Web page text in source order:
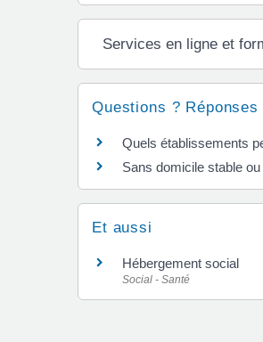
Services en ligne et
Questions ? Réponses
Quels établissements
Sans domicile stable
Et aussi
Hébergement social
Social - Santé